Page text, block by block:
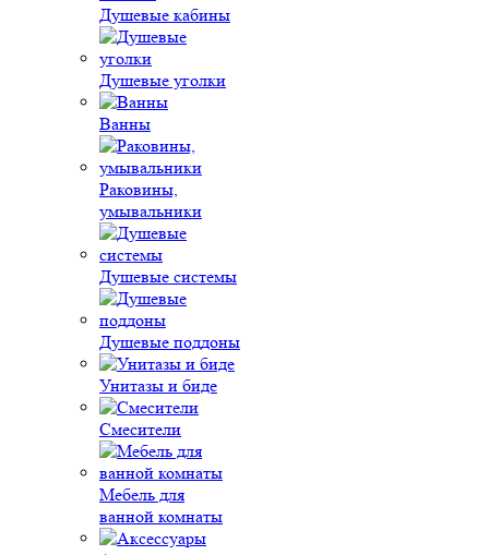
Душевые кабины
Душевые уголки
Ванны
Раковины,
умывальники
Душевые системы
Душевые поддоны
Унитазы и биде
Смесители
Мебель для
ванной комнаты